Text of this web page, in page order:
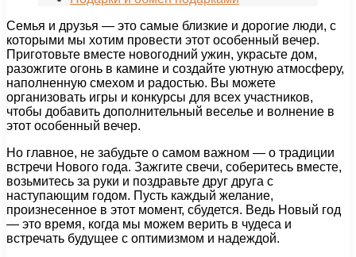
Семья и друзья — это самые близкие и дорогие люди, с
которыми мы хотим провести этот особенный вечер.
Приготовьте вместе новогодний ужин, украсьте дом,
разожгите огонь в камине и создайте уютную атмосферу,
наполненную смехом и радостью. Вы можете
организовать игры и конкурсы для всех участников,
чтобы добавить дополнительный веселье и волнение в
этот особенный вечер.
Но главное, не забудьте о самом важном — о традиции
встречи Нового года. Зажгите свечи, соберитесь вместе,
возьмитесь за руки и поздравьте друг друга с
наступающим годом. Пусть каждый желание,
произнесенное в этот момент, сбудется. Ведь Новый год
— это время, когда мы можем верить в чудеса и
встречать будущее с оптимизмом и надеждой.